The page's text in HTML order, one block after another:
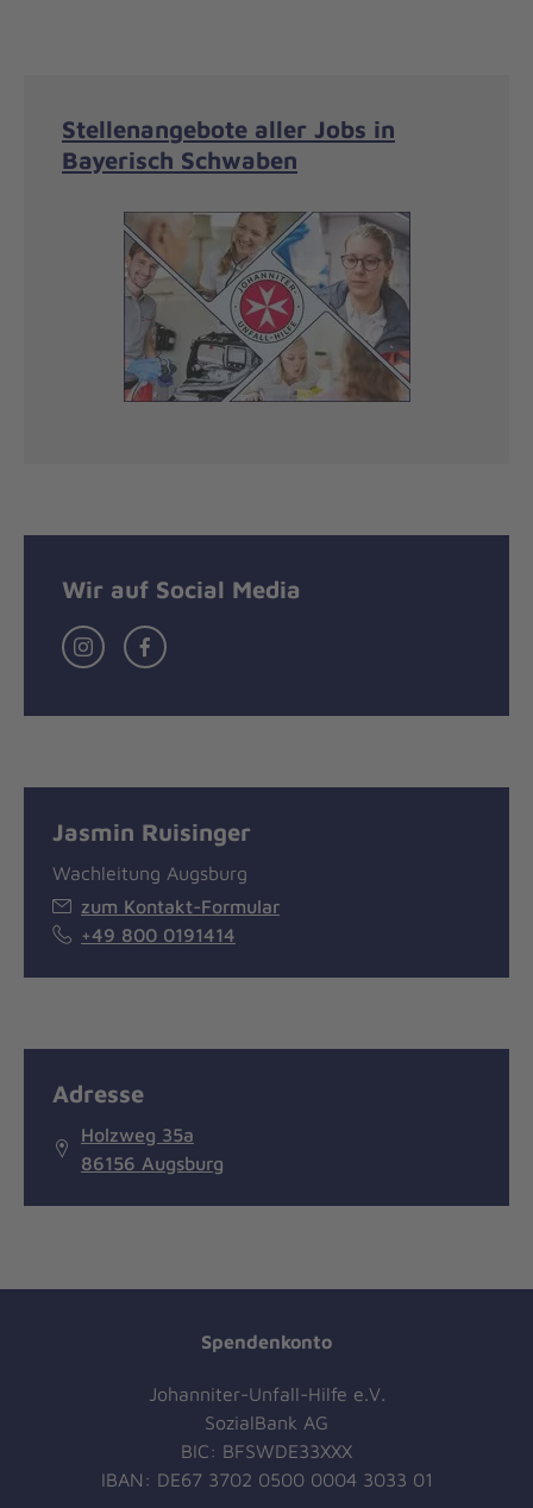
Stellenangebote aller Jobs in
Bayerisch Schwaben
Wir auf Social Media
InstagramFacebook
Jasmin Ruisinger
Wachleitung Augsburg
zum Kontakt-Formular
+49 800 0191414
Adresse
Holzweg 35a
86156 Augsburg
Spendenkonto
Johanniter-Unfall-Hilfe e.V.
SozialBank AG
BIC: BFSWDE33XXX
IBAN: DE67 3702 0500 0004 3033 01